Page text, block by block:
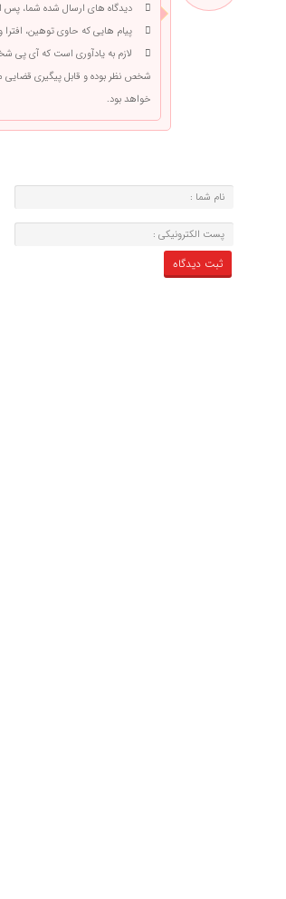
دیدگاه های ارسال شده شما، پس
پیام هایی که حاوی توهین، افترا
لازم به یادآوری است که آی پی
شخص نظر بوده و قابل پیگیری
خواهد بود.